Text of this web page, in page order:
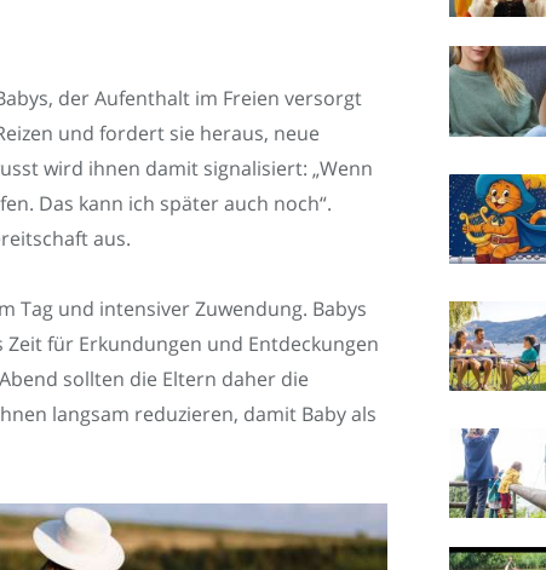
der Aufenthalt im Freien versorgt
und fordert sie heraus, neue
wird ihnen damit signalisiert: „Wenn
Das kann ich später auch noch“.
aus.
Tag und intensiver Zuwendung. Babys
für Erkundungen und Entdeckungen
sollten die Eltern daher die
langsam reduzieren, damit Baby als